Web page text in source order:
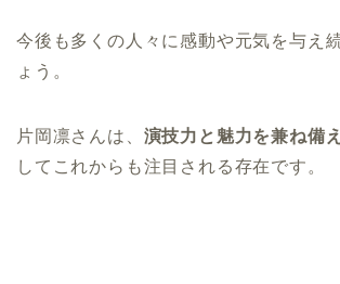
今後も多くの人々に感動や元気を与え
ょう。
片岡凛さんは、 演技力と魅力を兼ね備
してこれからも注目される存在です。